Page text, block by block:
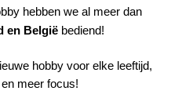
hebben we al meer dan
en België bediend!
hobby voor elke leeftijd,
meer focus!